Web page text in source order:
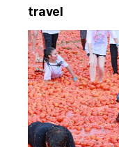
travel